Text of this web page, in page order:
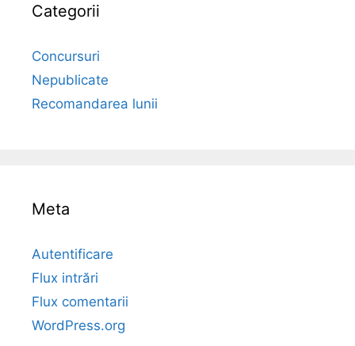
Categorii
Concursuri
Nepublicate
Recomandarea lunii
Meta
Autentificare
Flux intrări
Flux comentarii
WordPress.org